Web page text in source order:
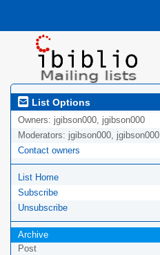
List Options
Owners: jgibson000, jgibson000
Moderators: jgibson000, jgibson000
Contact owners
List Home
Subscribe
Unsubscribe
Archive
Post